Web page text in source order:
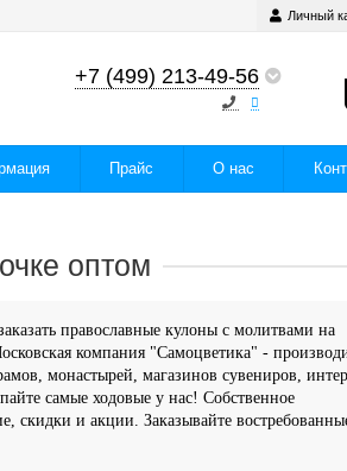
Личный
+7 (499) 213-49-56
Прайс О нас
оптом
православные кулоны с молитвами на
компания "Самоцветика" -
монастырей, магазинов сувениров,
самые ходовые у нас! Собственное
скидки и акции. Заказывайте